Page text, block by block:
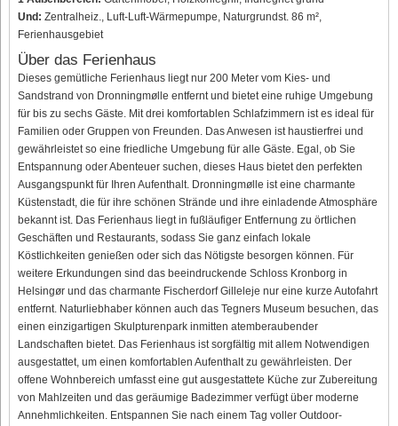
Und: Zentralheiz., Luft-Luft-Wärmepumpe, Naturgrundst. 86 m²,
Ferienhausgebiet
Über das Ferienhaus
Dieses gemütliche Ferienhaus liegt nur 200 Meter vom Kies- und
Sandstrand von Dronningmølle entfernt und bietet eine ruhige Umgebung
für bis zu sechs Gäste. Mit drei komfortablen Schlafzimmern ist es ideal für
Familien oder Gruppen von Freunden. Das Anwesen ist haustierfrei und
gewährleistet so eine friedliche Umgebung für alle Gäste. Egal, ob Sie
Entspannung oder Abenteuer suchen, dieses Haus bietet den perfekten
Ausgangspunkt für Ihren Aufenthalt. Dronningmølle ist eine charmante
Küstenstadt, die für ihre schönen Strände und ihre einladende Atmosphäre
bekannt ist. Das Ferienhaus liegt in fußläufiger Entfernung zu örtlichen
Geschäften und Restaurants, sodass Sie ganz einfach lokale
Köstlichkeiten genießen oder sich das Nötigste besorgen können. Für
weitere Erkundungen sind das beeindruckende Schloss Kronborg in
Helsingør und das charmante Fischerdorf Gilleleje nur eine kurze Autofahrt
entfernt. Naturliebhaber können auch das Tegners Museum besuchen, das
einen einzigartigen Skulpturenpark inmitten atemberaubender
Landschaften bietet. Das Ferienhaus ist sorgfältig mit allem Notwendigen
ausgestattet, um einen komfortablen Aufenthalt zu gewährleisten. Der
offene Wohnbereich umfasst eine gut ausgestattete Küche zur Zubereitung
von Mahlzeiten und das geräumige Badezimmer verfügt über moderne
Annehmlichkeiten. Entspannen Sie nach einem Tag voller Outdoor-